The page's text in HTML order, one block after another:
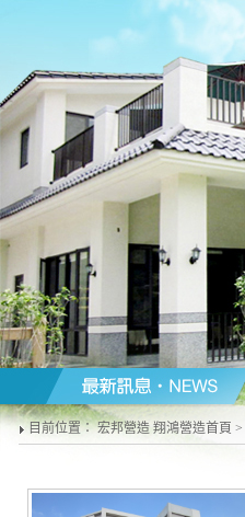
目前位置： 宏邦營造 翔鴻營造首頁 >